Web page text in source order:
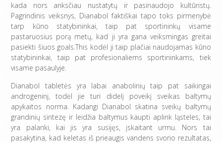
kada nors anksčiau nustatytų ir pasinaudojo kultūristų.
Pagrindinis veiksnys, Dianabol faktiškai tapo toks pirmenybė
tarp kūno statybininkai, taip pat sportininkų visame
pastaruosius porą metų, kad ji yra gana veiksmingas greitai
pasiekti šiuos goals.This kodėl ji taip plačiai naudojamas kūno
statybininkai, taip pat profesionaliems sportininkams, tiek
visame pasaulyje.
Dianabol tabletės yra labai anabolinių taip pat saikingai
androgeninį, todėl jie turi didelį poveikį sveikas baltymų
apykaitos norma. Kadangi Dianabol skatina sveikų baltymų
grandinių sintezę ir leidžia baltymus kaupti aplink ląsteles, tai
yra palanki, kai jis yra susijęs, įskaitant urmu. Nors tai
pasakytina, kad keletas iš prieaugis vandens svorio rezultatas,